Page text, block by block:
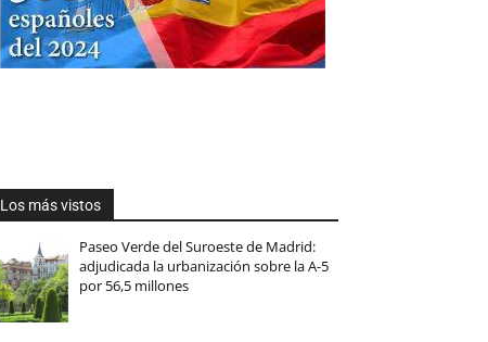
Los más vistos
Paseo Verde del Suroeste de Madrid:
adjudicada la urbanización sobre la A-5
por 56,5 millones